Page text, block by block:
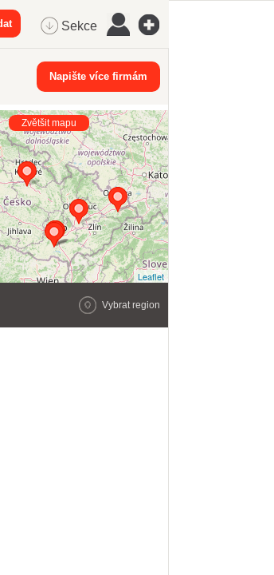
Sekce
Napište více firmám
Leaflet
Zvětšit mapu
Vybrat region